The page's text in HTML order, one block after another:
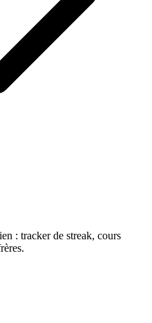
: tracker de streak, cours